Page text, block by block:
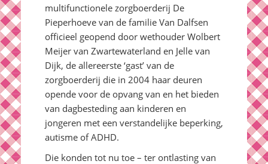
multifunctionele zorgboerderij De
Pieperhoeve van de familie Van Dalfsen
officieel geopend door wethouder Wolbert
Meijer van Zwartewaterland en Jelle van
Dijk, de allereerste ‘gast’ van de
zorgboerderij die in 2004 haar deuren
opende voor de opvang van en het bieden
van dagbesteding aan kinderen en
jongeren met een verstandelijke beperking,
autisme of ADHD.
Die konden tot nu toe – ter ontlasting van